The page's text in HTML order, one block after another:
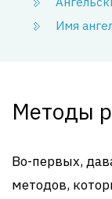
Имя
Методы
Во-первых,
методов,